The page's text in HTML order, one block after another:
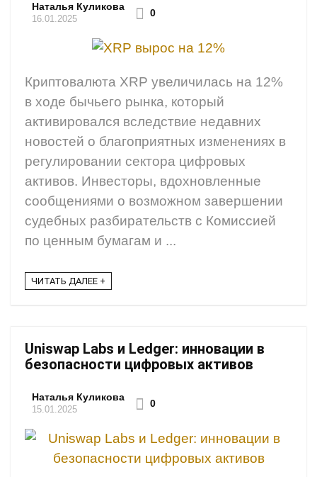
Наталья Куликова
16.01.2025
0
Криптовалюта XRP увеличилась на 12%
в ходе бычьего рынка, который
активировался вследствие недавних
новостей о благоприятных изменениях в
регулировании сектора цифровых
активов. Инвесторы, вдохновленные
сообщениями о возможном завершении
судебных разбирательств с Комиссией
по ценным бумагам и ...
ЧИТАТЬ ДАЛЕЕ +
Uniswap Labs и Ledger: инновации в
безопасности цифровых активов
Наталья Куликова
15.01.2025
0